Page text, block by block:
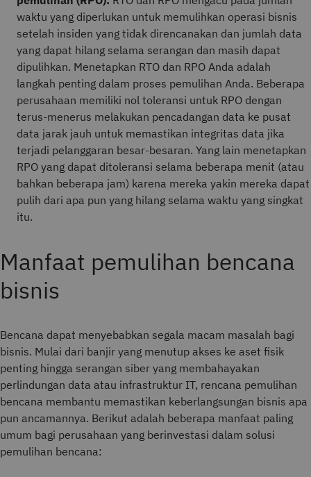
waktu yang diperlukan untuk memulihkan operasi bisnis
setelah insiden yang tidak direncanakan dan jumlah data
yang dapat hilang selama serangan dan masih dapat
dipulihkan. Menetapkan RTO dan RPO Anda adalah
langkah penting dalam proses pemulihan Anda. Beberapa
perusahaan memiliki nol toleransi untuk RPO dengan
terus-menerus melakukan pencadangan data ke pusat
data jarak jauh untuk memastikan integritas data jika
terjadi pelanggaran besar-besaran. Yang lain menetapkan
RPO yang dapat ditoleransi selama beberapa menit (atau
bahkan beberapa jam) karena mereka yakin mereka dapat
pulih dari apa pun yang hilang selama waktu yang singkat
itu.
Manfaat pemulihan bencana
bisnis
Bencana dapat menyebabkan segala macam masalah bagi
bisnis. Mulai dari banjir yang menutup akses ke aset fisik
penting hingga serangan siber yang membahayakan
perlindungan data atau infrastruktur IT, rencana pemulihan
bencana membantu memastikan keberlangsungan bisnis apa
pun ancamannya. Berikut adalah beberapa manfaat paling
umum bagi perusahaan yang berinvestasi dalam solusi
pemulihan bencana: